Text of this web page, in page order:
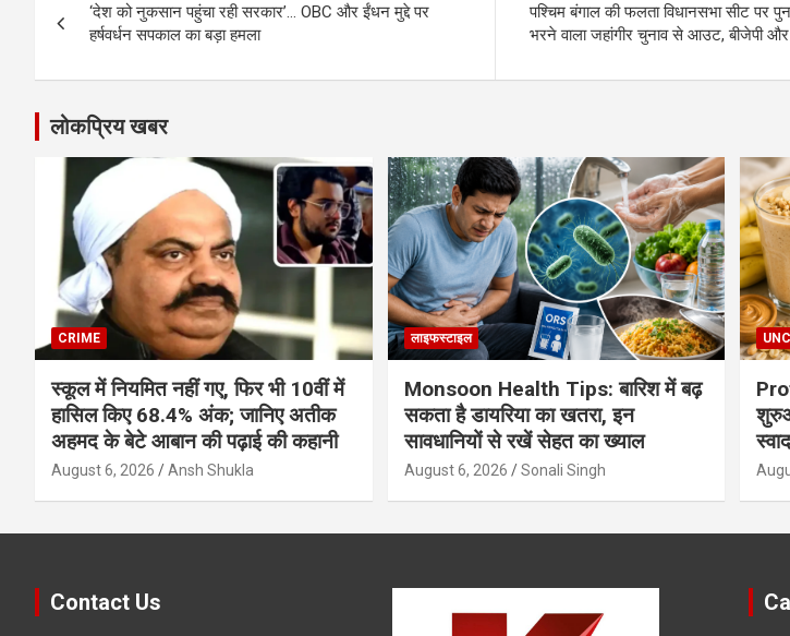
navigation
‘देश को नुकसान पहुंचा रही सरकार’… OBC और ईंधन मुद्दे पर
हर्षवर्धन सपकाल का बड़ा हमला
पश्चिम बंगाल की फलता विधानसभा सीट पर
भरने वाला जहांगीर चुनाव से आउट, बीजेपी
लोकप्रिय खबर
CRIME
स्कूल में नियमित नहीं गए, फिर भी 10वीं में
हासिल किए 68.4% अंक; जानिए अतीक
अहमद के बेटे आबान की पढ़ाई की कहानी
August 6, 2026 Ansh Shukla
लाइफस्टाइल
Monsoon Health Tips: बारिश में बढ़
सकता है डायरिया का खतरा, इन
सावधानियों से रखें सेहत का ख्याल
August 6, 2026 Sonali Singh
Contact Us